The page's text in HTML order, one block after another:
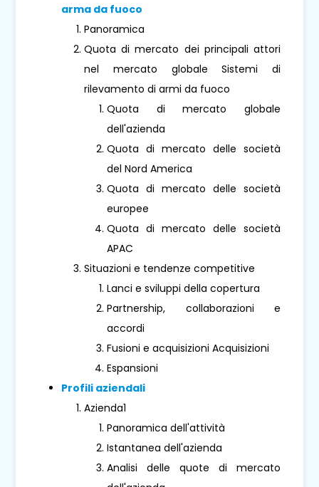
arma da fuoco
Panoramica
Quota di mercato dei principali attori
nel mercato globale Sistemi di
rilevamento di armi da fuoco
Quota di mercato globale
dell'azienda
Quota di mercato delle società
del Nord America
Quota di mercato delle società
europee
Quota di mercato delle società
APAC
Situazioni e tendenze competitive
Lanci e sviluppi della copertura
Partnership, collaborazioni e
accordi
Fusioni e acquisizioni Acquisizioni
Espansioni
Profili aziendali
Azienda1
Panoramica dell'attività
Istantanea dell'azienda
Analisi delle quote di mercato